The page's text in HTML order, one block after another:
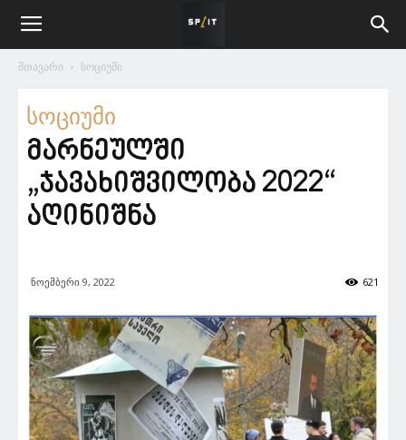
მთავარი სოციუმი
სოციუმი
მარნეულში
„ჯავახიშვილობა 2022“
აღინიშნა
ნოემბერი 9, 2022 621